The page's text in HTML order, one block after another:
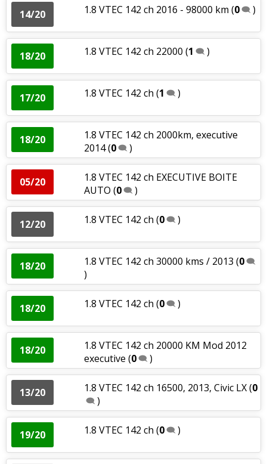
14/20 1.8 VTEC 142 ch 2016 - 98000 km (0 )
18/20 1.8 VTEC 142 ch 22000 (1 )
17/20 1.8 VTEC 142 ch (1 )
18/20
1.8 VTEC 142 ch 2000km, executive
2014(0 )
05/20
1.8 VTEC 142 ch EXECUTIVE BOITE
AUTO (0 )
12/20 1.8 VTEC 142 ch (0 )
18/20 1.8 VTEC 142 ch 30000 kms / 2013 (0
)
18/20 1.8 VTEC 142 ch (0 )
18/20
1.8 VTEC 142 ch 20000 KM Mod 2012
executive (0 )
13/20 1.8 VTEC 142 ch 16500, 2013, Civic LX(0
)
19/20 1.8 VTEC 142 ch (0 )